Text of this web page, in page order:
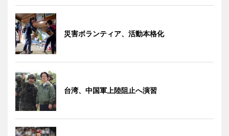
災害ボランティア、活動本格化
台湾、中国軍上陸阻止へ演習